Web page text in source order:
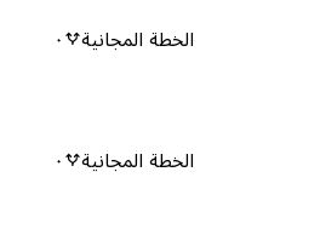
الخطة المجانية ٠
الخطة المجانية ٠